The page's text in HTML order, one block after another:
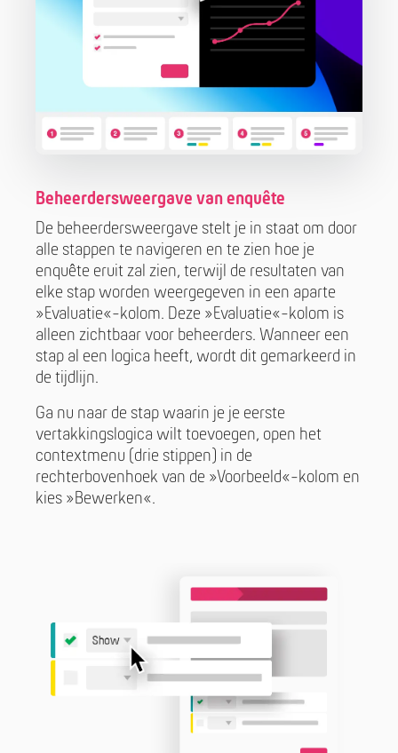
Beheerdersweergave van enquête
De beheerdersweergave stelt je in staat om door
alle stappen te navigeren en te zien hoe je
enquête eruit zal zien, terwijl de resultaten van
elke stap worden weergegeven in een aparte
»Evaluatie«-kolom. Deze »Evaluatie«-kolom is
alleen zichtbaar voor beheerders. Wanneer een
stap al een logica heeft, wordt dit gemarkeerd in
de tijdlijn.
Ga nu naar de stap waarin je je eerste
vertakkingslogica wilt toevoegen, open het
contextmenu (drie stippen) in de
rechterbovenhoek van de »Voorbeeld«-kolom en
kies »Bewerken«.